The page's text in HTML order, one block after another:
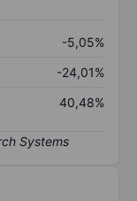
-5,05%
-24,01%
40,48%